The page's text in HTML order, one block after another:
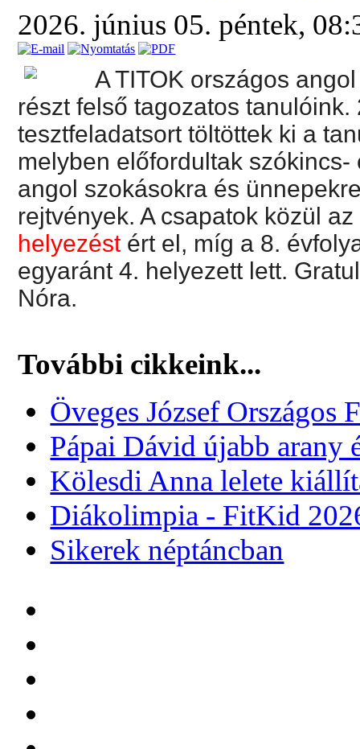
2026. június 05. péntek,
A TITOK országos
részt felső tagozatos
tesztfeladatsort töltöttek ki a
melyben előfordultak
angol szokásokra és
rejtvények. A csapatok közül
helyezést ért el, míg a 8.
egyaránt 4. helyezett lett.
Nóra.
További cikkeink...
Öveges József Országos
Pápai Dávid újabb arany
Kölesdi Anna lelete
Diákolimpia - FitKid
Sikerek néptáncban